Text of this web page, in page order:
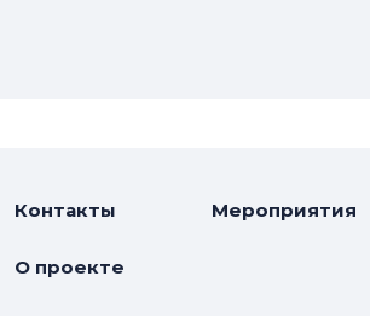
Контакты
О проекте
Мероприятия